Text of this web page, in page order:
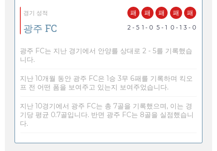
경기 성적
광주 FC
패
2 - 5
패
1 - 0
패
5 - 1
패
0 - 1
패
3 - 0
광주 FC는 지난 경기에서 안양를 상대로 2 - 5를 기록했습
니다.
지난 10개월 동안 광주 FC은 1승 3무 6패를 기록하며 킥오
프 전 어떤 폼을 보여주고 있는지 보여주었습니다.
지난 10경기에서 광주 FC는 총 7골을 기록했으며, 이는 경
기당 평균 0.7골입니다. 반면 광주 FC는 8골을 실점했습니
다.